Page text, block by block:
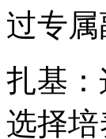
过专
扎基
选择